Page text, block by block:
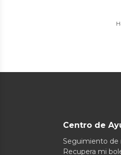
Centro de
Seguimiento de
Recupera mi